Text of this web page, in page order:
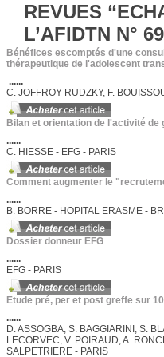
REVUES
L’AFIDTN N° 69
Bénéfices escomptés d'une
thérapeutique de l'adolescent
......
C. JOFFROY-RUDZKY, F.
Bilan et orientation de l'activité de
......
C. HIESSE - EFG - PARIS
Comment augmenter le
......
B. BORRE - HOPITAL ERASME -
Dossier donneur EFG
......
EFG - PARIS
Etude pré, per et post greffe sur
......
D. ASSOGBA, S. BAGGIARINI, S.
LECORVEC, V. POIRAUD, A.
SALPETRIERE - PARIS